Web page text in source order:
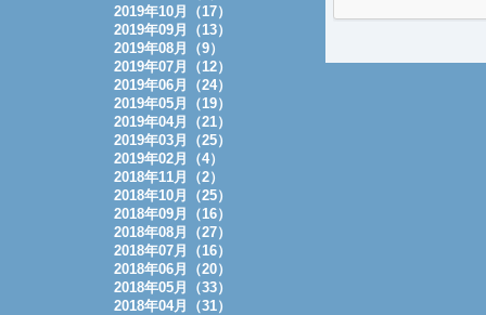
2019年10月（17）
2019年09月（13）
2019年08月（9）
2019年07月（12）
2019年06月（24）
2019年05月（19）
2019年04月（21）
2019年03月（25）
2019年02月（4）
2018年11月（2）
2018年10月（25）
2018年09月（16）
2018年08月（27）
2018年07月（16）
2018年06月（20）
2018年05月（33）
2018年04月（31）